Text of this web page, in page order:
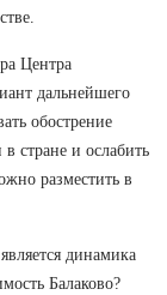
Центра
дальнейшего
обострение
стране и ослабить
разместить в
динамика
Балаково?